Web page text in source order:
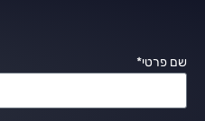
שם פרטי*